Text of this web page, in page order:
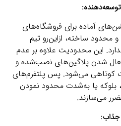
آماده برای فروشگاه‌های
و محدود ساخته، ازاین‌رو تیم
ندارد. این محدودیت علاوه بر عدم
شدن پلاگین‌های نصب‌شده و
کوتاهی می‌شود. پس پلتفرم‌های
بلوکه یا به‌شدت محدود نمودن
می‌سازند.
جذاب: